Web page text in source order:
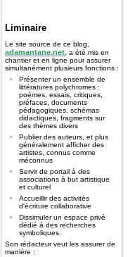
Liminaire
Le site source de ce blog,
adamantane.net,a été mis en
chantier et en ligne pour assurer
simultanément plusieurs fonctions :
Présenter un ensemble de
littératures polychromes :
poèmes, essais, critiques,
préfaces, documents
pédagogiques, schémas
didactiques, fragments sur
des thèmes divers
Publier des auteurs, et plus
généralement afficher des
artistes, connus comme
méconnus
Servir de portail à des
associations à but artistique
et culturel
Accueillir des activités
d'écriture collaborative
Dissimuler un espace privé
dédié à des recherches
symboliques.
Son rédacteur veut les assurer de
manière :